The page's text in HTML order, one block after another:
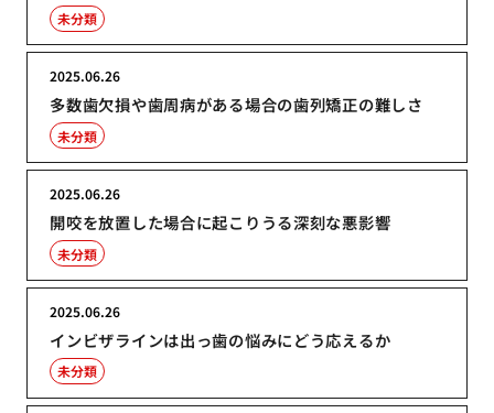
未分類
多数歯欠損や歯周病がある場合の歯列矯正の難しさ
2025.06.26
未分類
開咬を放置した場合に起こりうる深刻な悪影響
2025.06.26
未分類
インビザラインは出っ歯の悩みにどう応えるか
2025.06.26
未分類